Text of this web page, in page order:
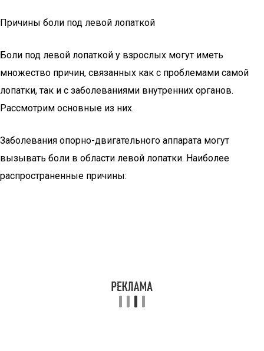
Причины боли под левой лопаткой
Боли под левой лопаткой у взрослых могут иметь
множество причин, связанных как с проблемами самой
лопатки, так и с заболеваниями внутренних органов.
Рассмотрим основные из них.
Заболевания опорно-двигательного аппарата могут
вызывать боли в области левой лопатки. Наиболее
распространенные причины: